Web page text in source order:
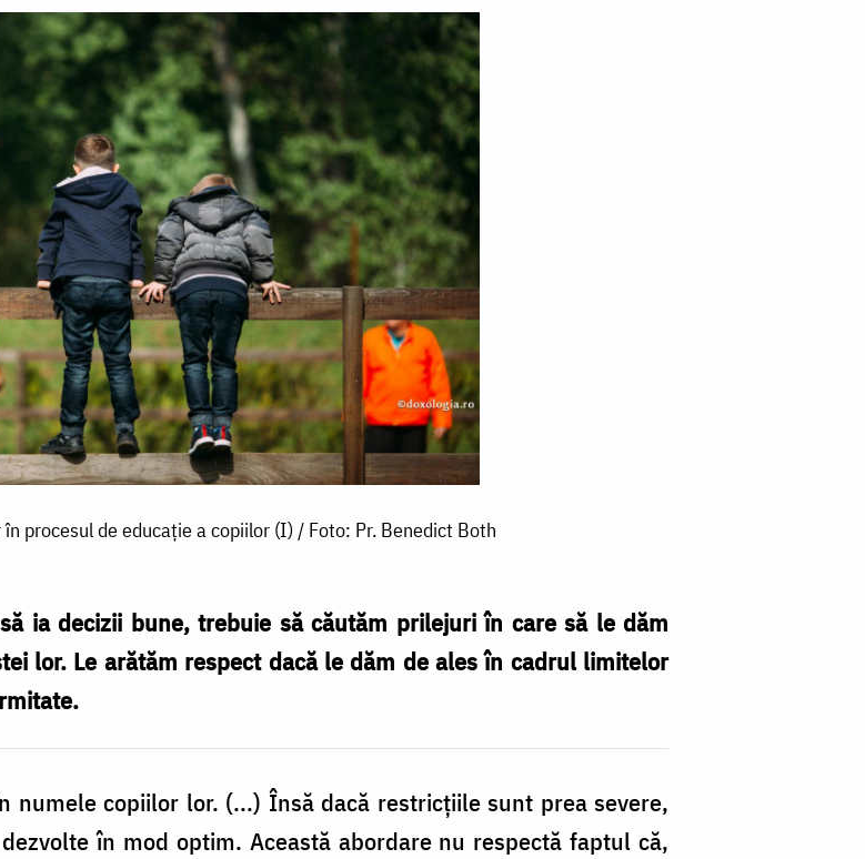
procesul de educație a copiilor (I) / Foto: Pr. Benedict Both
ia decizii bune, trebuie să căutăm prilejuri în care să le dăm
lor. Le arătăm respect dacă le dăm de ales în cadrul limitelor
numele copiilor lor. (...) Însă dacă restricțiile sunt prea severe,
în mod optim. Această abordare nu respectă faptul că,